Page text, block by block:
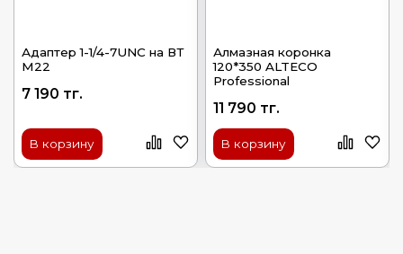
Адаптер 1-1/4-7UNC на ВТ
М22
7 190 тг.
В корзину
Алмазная коронка
120*350 ALTECO
Professional
11 790 тг.
В корзину